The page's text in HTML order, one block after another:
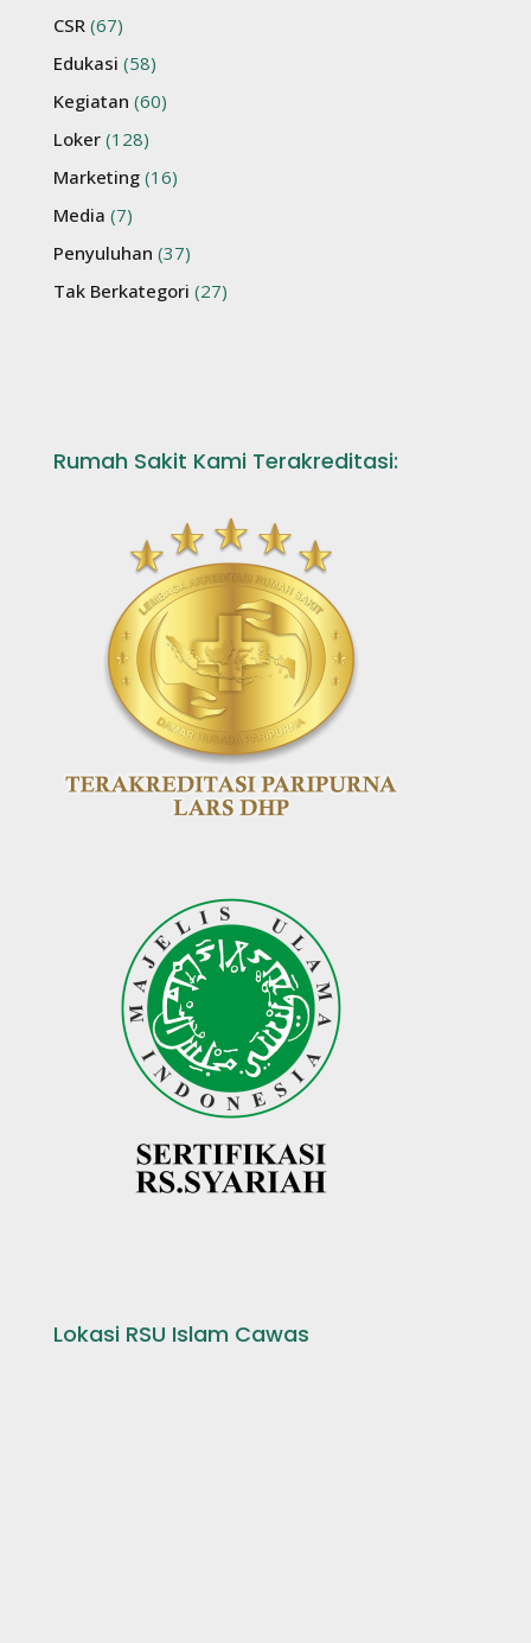
CSR (67)
Edukasi (58)
Kegiatan (60)
Loker (128)
Marketing (16)
Media (7)
Penyuluhan (37)
Tak Berkategori (27)
Rumah Sakit Kami Terakreditasi:
Lokasi RSU Islam Cawas